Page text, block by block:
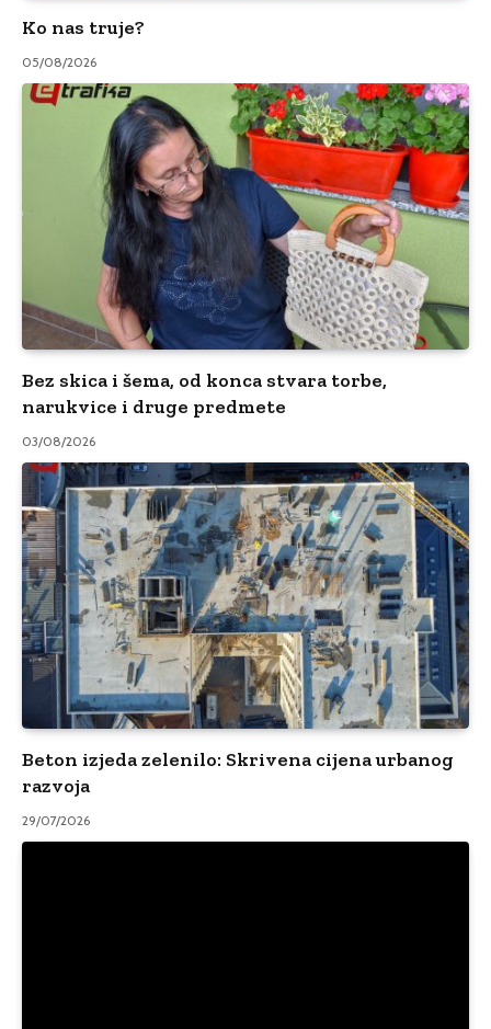
Ko nas truje?
05/08/2026
Bez skica i šema, od konca stvara torbe,
narukvice i druge predmete
03/08/2026
Beton izjeda zelenilo: Skrivena cijena urbanog
razvoja
29/07/2026